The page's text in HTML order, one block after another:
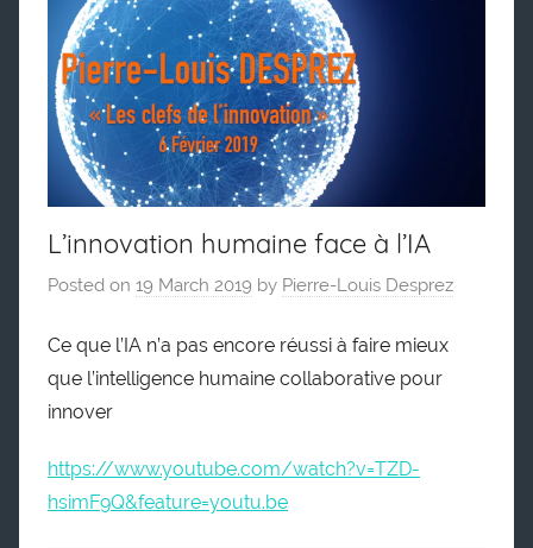
L’innovation humaine face à l’IA
Posted on 19 March 2019 by Pierre-Louis Desprez
Ce que l’IA n’a pas encore réussi à faire mieux
que l’intelligence humaine collaborative pour
innover
https://www.youtube.com/watch?v=TZD-
hsimF9Q&feature=youtu.be